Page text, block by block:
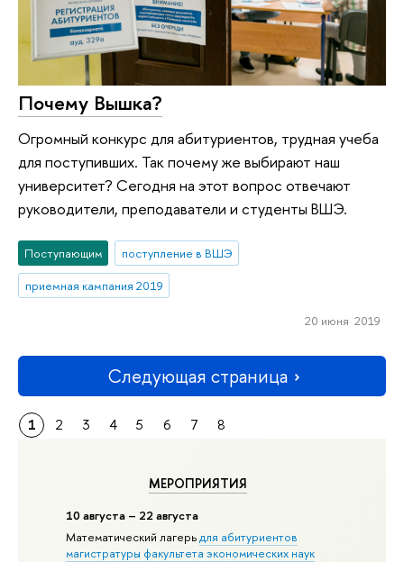
МЕРОПРИЯТИЯ
10 августа – 22 августа
Математический лагерьдля абитуриентов
магистратуры факультета экономических наук
Почему Вышка?
Огромный конкурс для абитуриентов, трудная учеба
для поступивших. Так почему же выбирают наш
университет? Сегодня на этот вопрос отвечают
руководители, преподаватели и студенты ВШЭ.
Поступающим
поступление в ВШЭ
приемная кампания 2019
20 июня 2019
Следующая страница
1 2 3 4 5 6 7 8